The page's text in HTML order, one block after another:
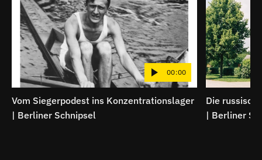
00:00
Vom Siegerpodest ins Konzentrationslager
| Berliner Schnipsel
Die
| Berliner